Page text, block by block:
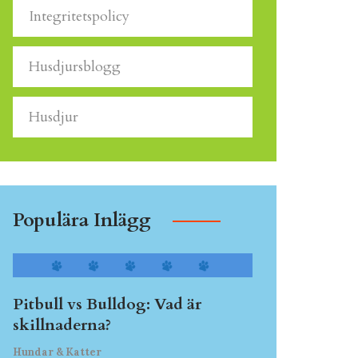
Integritetspolicy
Husdjursblogg
Husdjur
Populära Inlägg
Pitbull vs Bulldog: Vad är
skillnaderna?
Hundar & Katter